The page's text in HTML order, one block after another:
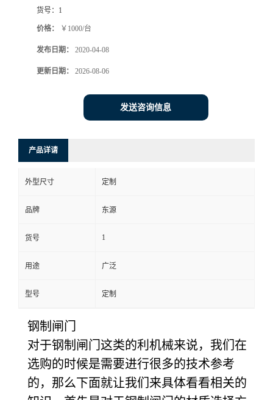
货号： 1
价格： ￥1000/台
发布日期： 2020-04-08
更新日期： 2026-08-06
发送咨询信息
产品详请
外型尺寸 定制
品牌 东源
货号 1
用途 广泛
型号 定制
钢制闸门
对于钢制闸门这类的利机械来说，我们在
选购的时候是需要进行很多的技术参考
的，那么下面就让我们来具体看看相关的